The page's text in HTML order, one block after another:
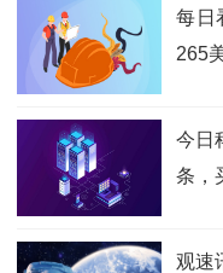
每日
265
今日
条，
观速